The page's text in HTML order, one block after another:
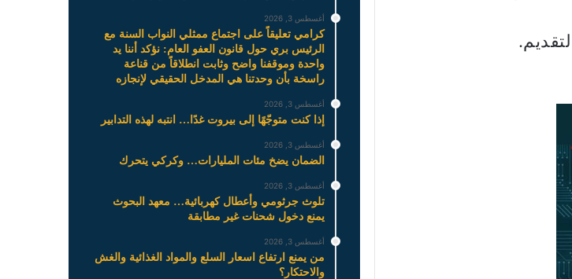
أغسطس 3, 2026
كرامي تعليقاً على اجتماع ممثلي النواب السنة مع
الرئيس بري حول قانون العفو العام: نؤكد أننا يد
واحدة وموقفنا واضح وثابت انطلاقاً من قناعة
راسخة بأن وحدتنا هي المدخل الحقيقي لإنجازه
أغسطس 3, 2026
إذا كنت متوجّهًا إلى بيروت غدًا… انتبه لهذه التدابير
أغسطس 3, 2026
الضمان يضخ مئات المليارات… وكركي يتحرك
أغسطس 3, 2026
تلوث جرثومي وأعطال كهربائية… معهد البحوث
يمنع دخول شحنات غير مطابقة
أغسطس 3, 2026
من يمنع ارتفاع اسعار السلع والمواد الغذائية والغش
والاحتكار؟